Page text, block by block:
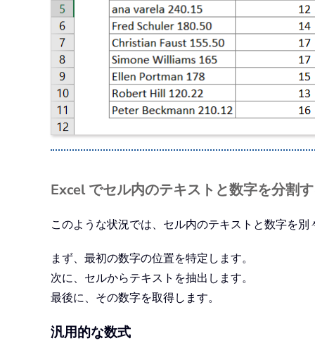
Excel でセル内のテキストと数字を分割
このような状況では、セル内のテキストと数字を
まず、最初の数字の位置を特定します。
次に、セルからテキストを抽出します。
最後に、その数字を取得します。
汎用的な数式